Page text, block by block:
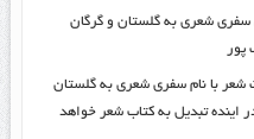
شعری به گلستان و گرگان
در مورد سرودن ۲۵۰۰ بیت شعر با نام سفری شعری به گلستان
تبدیل به کتاب شعر خواهد